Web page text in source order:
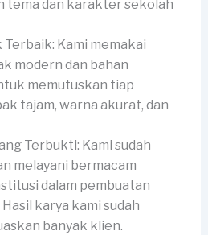
tema dan karakter sekolah
Terbaik: Kami memakai
modern dan bahan
memutuskan tiap
tajam, warna akurat, dan
Terbukti: Kami sudah
melayani bermacam
dalam pembuatan
karya kami sudah
banyak klien.